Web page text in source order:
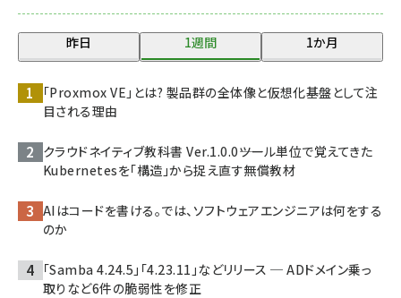
昨日 1週間 1か月
「Proxmox VE」とは? 製品群の全体像と仮想化基盤として注
目される理由
クラウドネイティブ教科書 Ver.1.0.0――ツール単位で覚えてきた
Kubernetesを「構造」から捉え直す無償教材
AIはコードを書ける。では、ソフトウェアエンジニアは何をする
のか
「Samba 4.24.5」「4.23.11」などリリース ─ ADドメイン乗っ
取りなど6件の脆弱性を修正